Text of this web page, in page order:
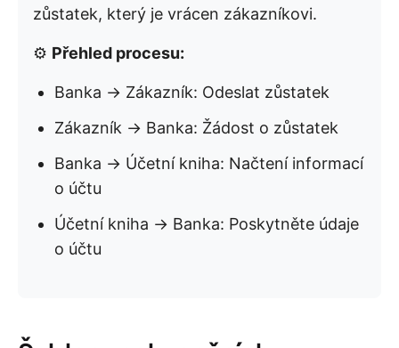
zůstatek, který je vrácen zákazníkovi.
⚙️ Přehled procesu:
Banka → Zákazník: Odeslat zůstatek
Zákazník → Banka: Žádost o zůstatek
Banka → Účetní kniha: Načtení informací
o účtu
Účetní kniha → Banka: Poskytněte údaje
o účtu